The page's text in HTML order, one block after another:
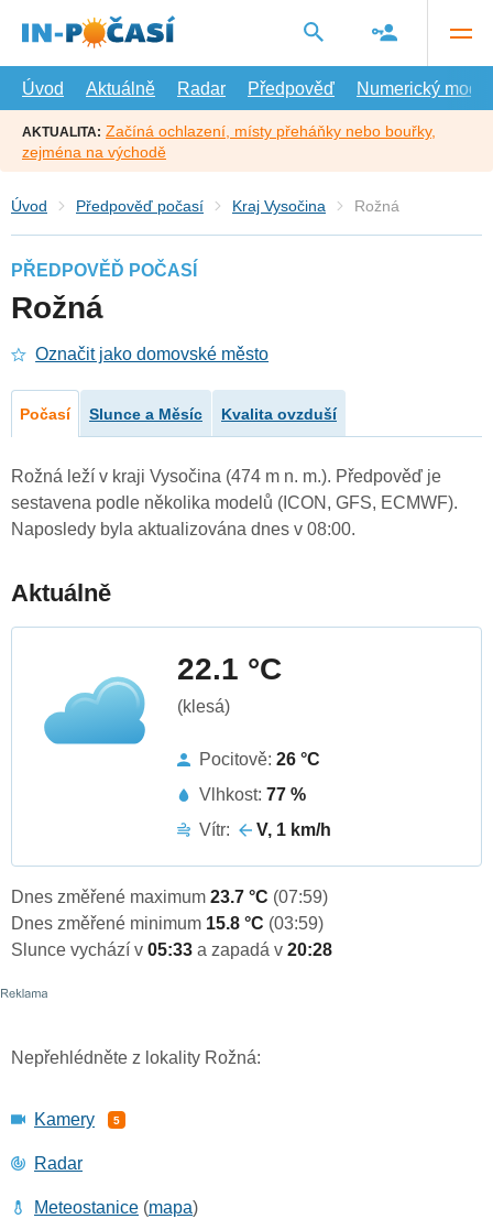
hlavní
Úvod
Aktuálně Radar Předpověď Numerický model
AKTUALITA: Začíná ochlazení, místy přeháňky nebo bouřky,
zejména na východě
Úvod Předpověď počasí Kraj Vysočina Rožná
PŘEDPOVĚĎ POČASÍ
Rožná
Označit jako domovské město
Počasí Slunce a Měsíc Kvalita ovzduší
Rožná leží v kraji Vysočina (474 m n. m.). Předpověď je
sestavena podle několika modelů (ICON, GFS, ECMWF).
Naposledy byla aktualizována dnes v 08:00.
Aktuálně
22.1 °C
(klesá)
Pocitově: 26 °C
Vlhkost: 77 %
Vítr:
V, 1 km/h
Dnes změřené maximum 23.7 °C (07:59)
Dnes změřené minimum 15.8 °C (03:59)
Slunce vychází v 05:33 a zapadá v 20:28
Nepřehlédněte z lokality Rožná:
Kamery 5
Radar
Meteostanice (mapa)